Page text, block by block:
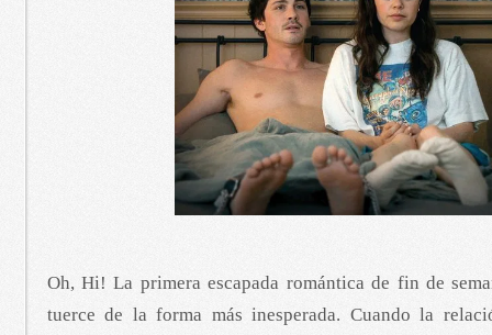
Oh, Hi! La primera escapada romántica de fin de
tuerce de la forma más inesperada. Cuando la